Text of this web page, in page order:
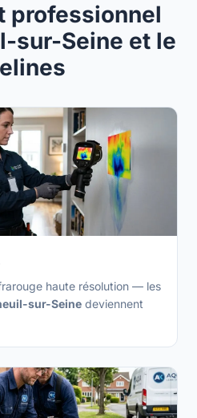
professionnel
sur-Seine et le
haute résolution — les
sur-Seine deviennent